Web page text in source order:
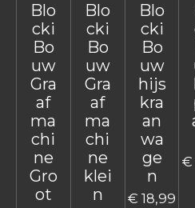
Blo
cki
Bo
uw
Gra
af
ma
chi
ne
Gro
ot
Blo
cki
Bo
uw
Gra
af
ma
chi
ne
klei
n
Blo
cki
Bo
uw
hijs
kra
an
wa
ge
n
€ 18,99
€